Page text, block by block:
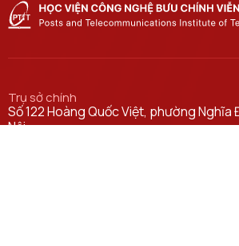
Trụ sở chính
Số 122 Hoàng Quốc Việt, phường Nghĩa
Nội.